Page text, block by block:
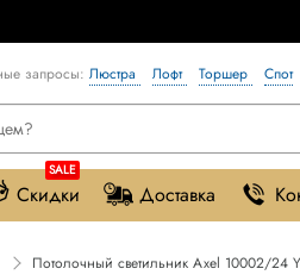
запросы: Люстра Лофт Торшер
Спот
SALE
Скидки Доставка
Потолочный светильник Axel 10002/24